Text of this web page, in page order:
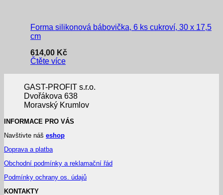
Forma silikonová bábovička, 6 ks cukroví, 30 x 17,5
cm
614,00 Kč
Čtěte více
GAST-PROFIT s.r.o.
Dvořákova 638
Moravský Krumlov
INFORMACE PRO VÁS
Navštivte náš eshop
Doprava a platba
Obchodní podmínky a reklamační řád
Podmínky ochrany os. údajů
KONTAKTY